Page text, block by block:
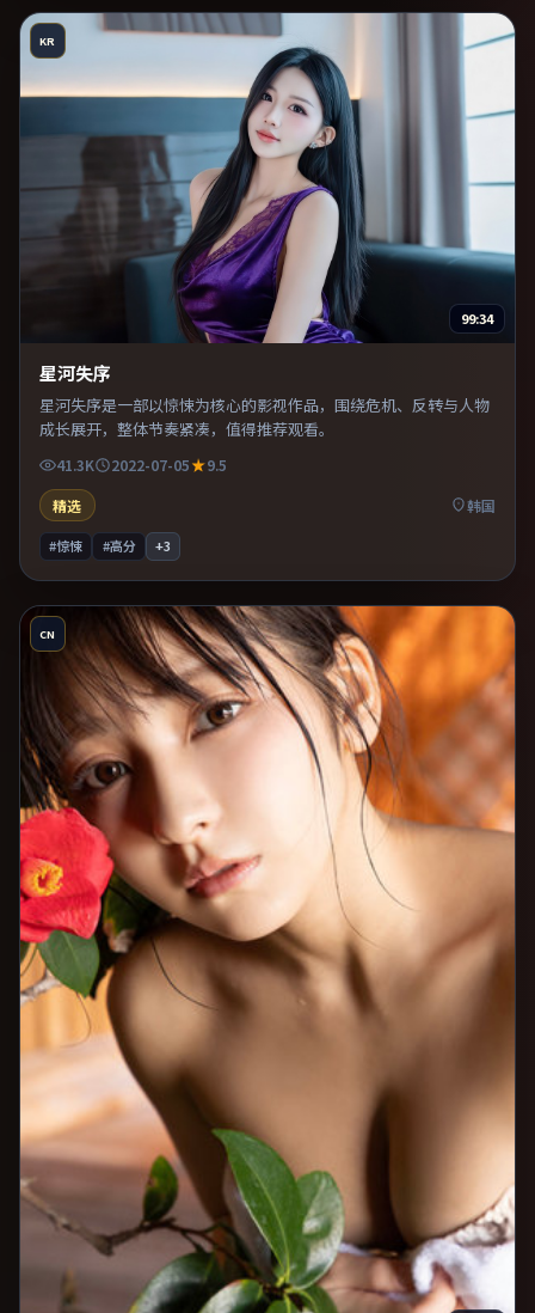
KR
99:34
星河失序
星河失序是一部以惊悚为核心的影视作品，围绕危机、反转与人物
成长展开，整体节奏紧凑，值得推荐观看。
41.3K 2022-07-05
9.5
精选
韩国
#惊悚 #高分 +3
CN